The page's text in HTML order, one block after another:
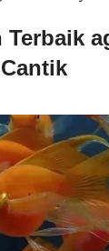
Terbaik